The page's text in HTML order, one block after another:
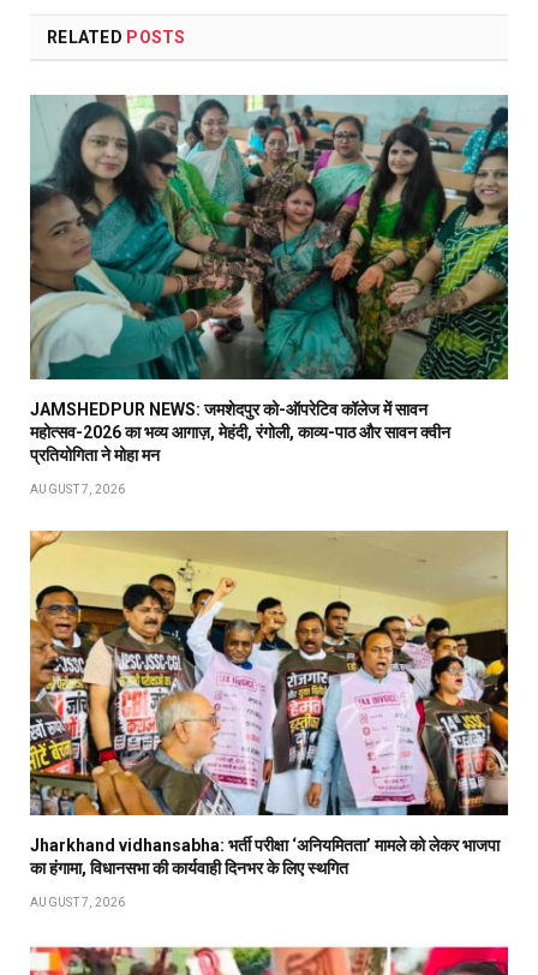
RELATED POSTS
JAMSHEDPUR NEWS: जमशेदपुर को-ऑपरेटिव कॉलेज में सावन
महोत्सव-2026 का भव्य आगाज़, मेहंदी, रंगोली, काव्य-पाठ और सावन क्वीन
प्रतियोगिता ने मोहा मन
AUGUST 7, 2026
Jharkhand vidhansabha: भर्ती परीक्षा ‘अनियमितता’ मामले को लेकर भाजपा
का हंगामा, विधानसभा की कार्यवाही दिनभर के लिए स्थगित
AUGUST 7, 2026